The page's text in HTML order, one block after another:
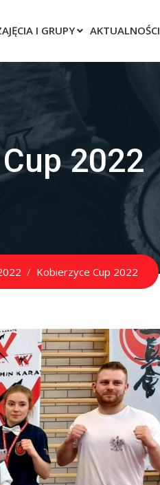
I GRUPY AKTUALNOŚCI
2022
Kobierzyce Cup 2022